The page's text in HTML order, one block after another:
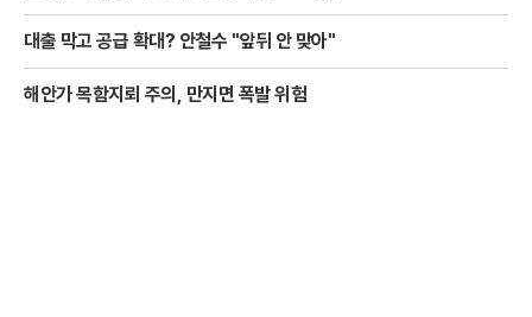
대출 막고 공급 확대? 안철수 "앞뒤 안 맞아"
해안가 목함지뢰 주의, 만지면 폭발 위험